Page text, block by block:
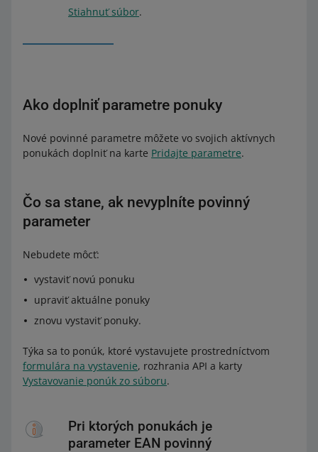
Stiahnuť súbor.
Ako doplniť parametre ponuky
Nové povinné parametre môžete vo svojich aktívnych
ponukách doplniť na karte Pridajte parametre.
Čo sa stane, ak nevyplníte povinný
parameter
Nebudete môcť:
vystaviť novú ponuku
upraviť aktuálne ponuky
znovu vystaviť ponuky.
Týka sa to ponúk, ktoré vystavujete prostredníctvom
formulára na vystavenie, rozhrania API a karty
Vystavovanie ponúk zo súboru.
Pri ktorých ponukách je
parameter EAN povinný